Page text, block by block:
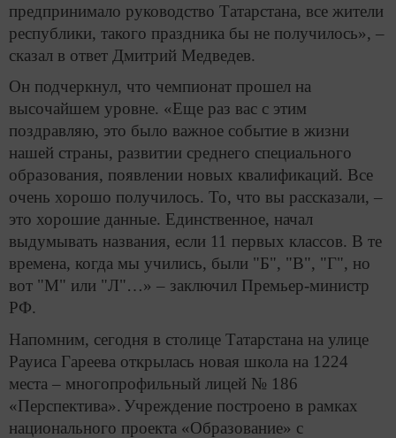
предпринимало руководство Татарстана, все жители
республики, такого праздника бы не получилось», –
сказал в ответ Дмитрий Медведев.
Он подчеркнул, что чемпионат прошел на
высочайшем уровне. «Еще раз вас с этим
поздравляю, это было важное событие в жизни
нашей страны, развитии среднего специального
образования, появлении новых квалификаций. Все
очень хорошо получилось. То, что вы рассказали, –
это хорошие данные. Единственное, начал
выдумывать названия, если 11 первых классов. В те
времена, когда мы учились, были "Б", "В", "Г", но
вот "М" или "Л"…» – заключил Премьер-министр
РФ.
Напомним, сегодня в столице Татарстана на улице
Рауиса Гареева открылась новая школа на 1224
места – многопрофильный лицей № 186
«Перспектива». Учреждение построено в рамках
национального проекта «Образование» с